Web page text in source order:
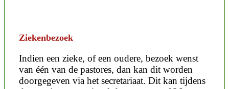
Ziekenbezoek
Indien een zieke, of een oudere, bezoek wenst
van één van de pastores, dan kan dit worden
doorgegeven via het secretariaat. Dit kan tijdens